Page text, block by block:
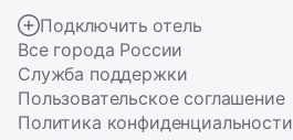
Подключить отель
Все города России
Служба поддержки
Пользовательское соглашение
Политика конфиденциальности